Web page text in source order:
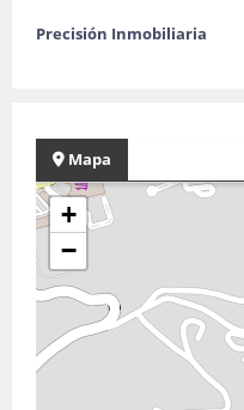
Precisión Inmobiliaria
Mapa
+
−